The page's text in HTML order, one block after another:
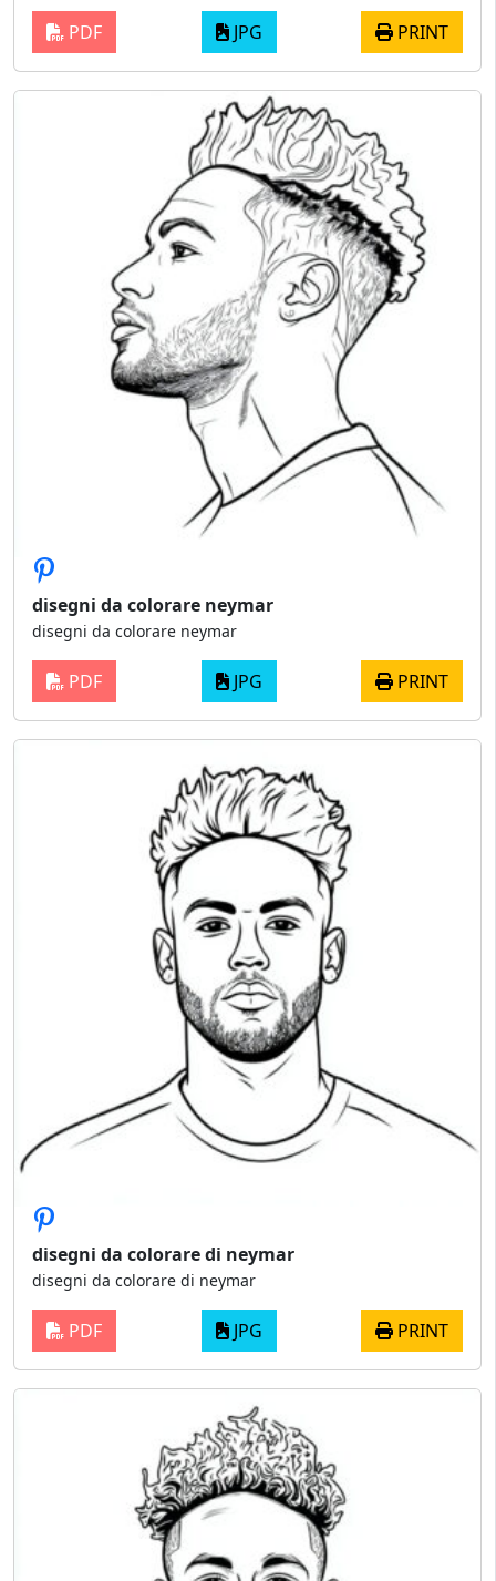
PDF JPG PRINT
disegni da colorare neymar
disegni da colorare neymar
PDF JPG PRINT
disegni da colorare di neymar
disegni da colorare di neymar
PDF JPG PRINT